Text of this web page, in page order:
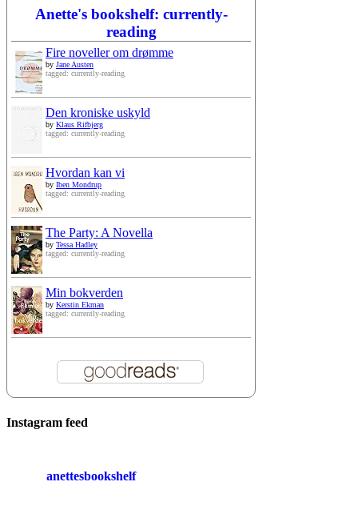
Anette's bookshelf: currently-
reading
Fire noveller om drømme
by Jane Austen
tagged: currently-reading
Den kroniske uskyld
by Klaus Rifbjerg
tagged: currently-reading
Hvordan kan vi
by Iben Mondrup
tagged: currently-reading
The Party: A Novella
by Tessa Hadley
tagged: currently-reading
Min bokverden
by Kerstin Ekman
tagged: currently-reading
Instagram feed
anettesbookshelf